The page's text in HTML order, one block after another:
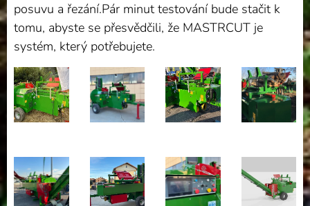
posuvu a řezání.Pár minut testování bude stačit k
tomu, abyste se přesvědčili, že MASTRCUT je
systém, který potřebujete.